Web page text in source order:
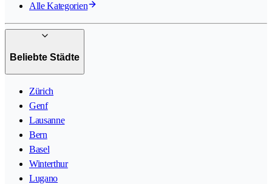
Alle Kategorien
Beliebte Städte
Zürich
Genf
Lausanne
Bern
Basel
Winterthur
Lugano